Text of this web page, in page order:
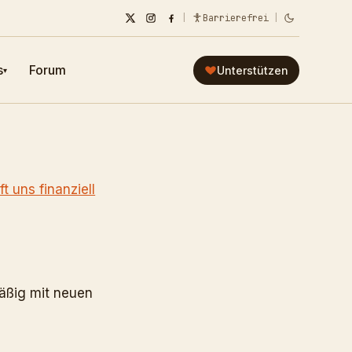
Barrierefrei
▾ Forum Unterstützen
uns finanziell
mit neuen